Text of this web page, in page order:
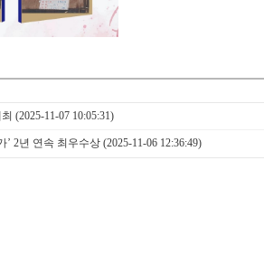
(2025-11-07 10:05:31)
’ 2년 연속 최우수상 (2025-11-06 12:36:49)